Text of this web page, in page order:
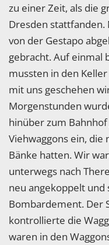
zu einer Zeit, als die
Dresden
von der Gestapo
gebracht. Auf einmal
mussten in den
mit uns geschehen
Morgenstunden
hinüber zum
Viehwaggons ein,
Bänke hatten. Wir
unterwegs nach
neu angekoppelt
Bombardement. Der
kontrollierte die
waren in den